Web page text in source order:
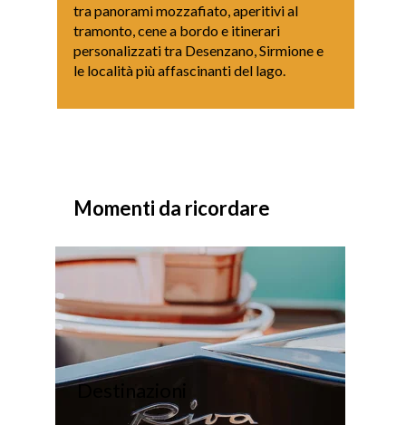
tra panorami mozzafiato, aperitivi al
tramonto, cene a bordo e itinerari
personalizzati tra Desenzano, Sirmione e
le località più affascinanti del lago.
Momenti da ricordare
Destinazioni